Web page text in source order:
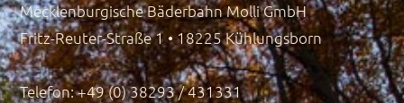
Mecklenburgische Bäderbahn Molli GmbH
Fritz-Reuter-Straße 1 • 18225 Kühlungsborn
Telefon: +49 (0) 38293 / 431331